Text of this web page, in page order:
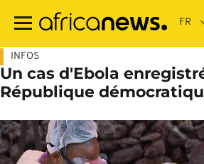
contenu
INFOS
Un cas d'Ebola
République